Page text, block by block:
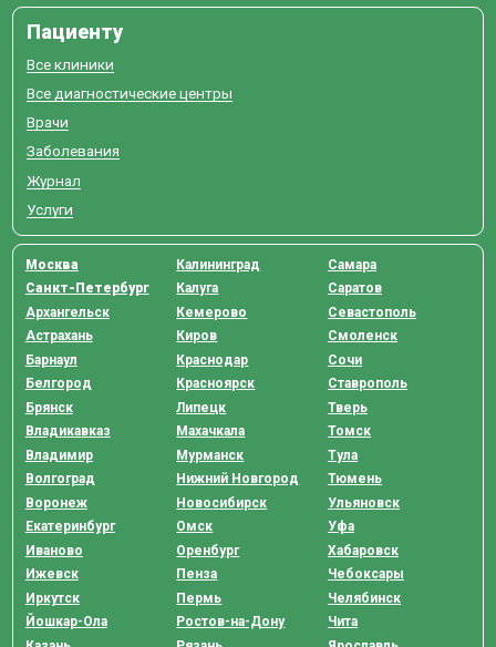
Пациенту
Все клиники
Все диагностические центры
Врачи
Заболевания
Журнал
Услуги
Москва
Санкт-Петербург
Архангельск
Астрахань
Барнаул
Белгород
Брянск
Владикавказ
Владимир
Волгоград
Воронеж
Екатеринбург
Иваново
Ижевск
Иркутск
Йошкар-Ола
Калининград
Калуга
Кемерово
Киров
Краснодар
Красноярск
Липецк
Махачкала
Мурманск
Нижний Новгород
Новосибирск
Омск
Оренбург
Пенза
Пермь
Ростов-на-Дону
Самара
Саратов
Севастополь
Смоленск
Сочи
Ставрополь
Тверь
Томск
Тула
Тюмень
Ульяновск
Уфа
Хабаровск
Чебоксары
Челябинск
Чита